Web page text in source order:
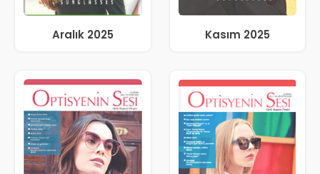
Aralık 2025 Kasım 2025